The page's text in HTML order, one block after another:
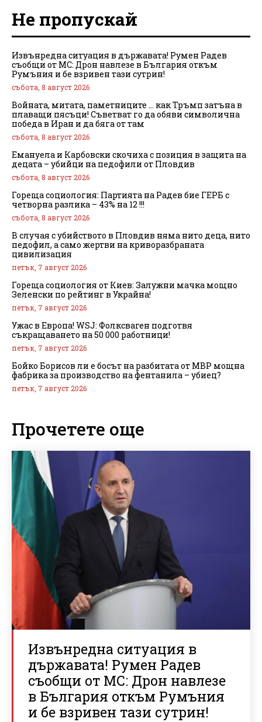
Не пропускай
Извънредна ситуация в държавата! Румен Радев
съобщи от МС: Дрон навлезе в България откъм
Румъния и бе взривен тази сутрин!
събота, 8 август 2026
Войната, митата, паметниците … как Тръмп затъна в
плаващи пясъци! Съветват го да обяви символична
победа в Иран и да бяга от там
събота, 8 август 2026
Емануела и Карбовски скочиха с позиция в защита на
децата – убийци на педофили от Пловдив
събота, 8 август 2026
Гореща социология: Партията на Радев бие ГЕРБ с
четворна разлика – 43% на 12 !!!
събота, 8 август 2026
В случая с убийството в Пловдив няма нито деца, нито
педофил, а само жертви на криворазбраната
цивилизация
петък, 7 август 2026
Гореща социология от Киев: Залужни мачка мощно
Зеленски по рейтинг в Украйна!
петък, 7 август 2026
Ужас в Европа! WSJ: Фолксваген подготвя
съкращаването на 50 000 работници!
петък, 7 август 2026
Бойко Борисов ли е босът на разбитата от МВР мощна
фабрика за производство на фентанила – убиец?
петък, 7 август 2026
Прочетете още
Извънредна ситуация в
държавата! Румен Радев
съобщи от МС: Дрон навлезе
в България откъм Румъния
и бе взривен тази сутрин!